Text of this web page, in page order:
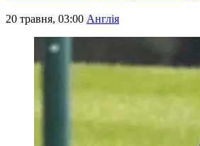
20 травня, 03:00 Англія